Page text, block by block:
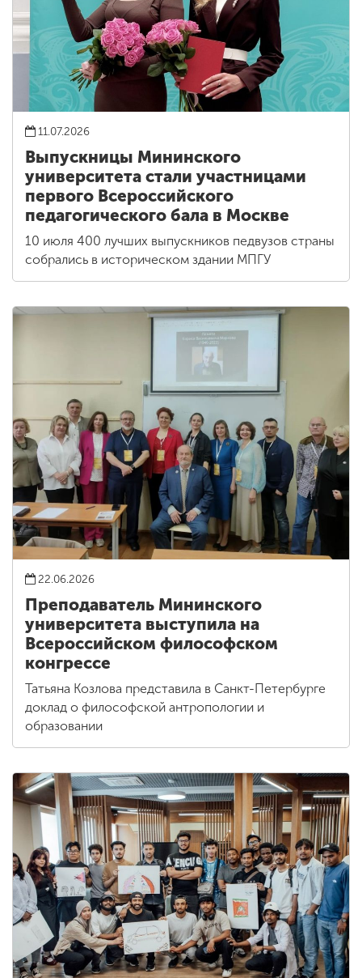
11.07.2026
Выпускницы Мининского
университета стали участницами
первого Всероссийского
педагогического бала в Москве
10 июля 400 лучших выпускников педвузов страны
собрались в историческом здании МПГУ
22.06.2026
Преподаватель Мининского
университета выступила на
Всероссийском философском
конгрессе
Татьяна Козлова представила в Санкт-Петербурге
доклад о философской антропологии и
образовании